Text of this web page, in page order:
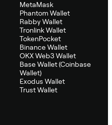
MetaMask
Phantom Wallet
Rabby Wallet
Tronlink Wallet
TokenPocket
Binance Wallet
OKX Web3 Wallet
Base Wallet (Coinbase
Wallet)
Exodus Wallet
Trust Wallet